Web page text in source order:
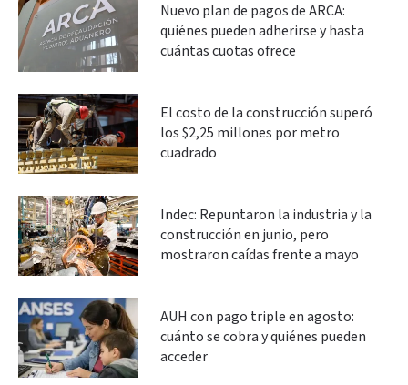
Nuevo plan de pagos de ARCA:
quiénes pueden adherirse y hasta
cuántas cuotas ofrece
El costo de la construcción superó
los $2,25 millones por metro
cuadrado
Indec: Repuntaron la industria y la
construcción en junio, pero
mostraron caídas frente a mayo
AUH con pago triple en agosto:
cuánto se cobra y quiénes pueden
acceder